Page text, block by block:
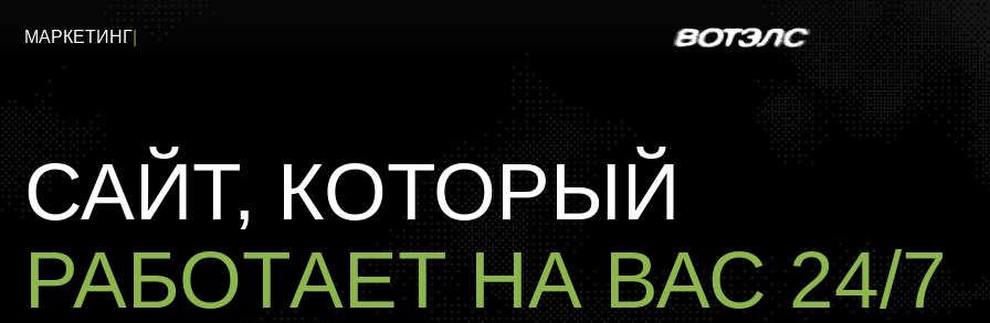
ДИ|
САЙТ, КОТОРЫЙ
РАБОТАЕТ НА ВАС 24/7
Мы разрабатываем многостраничные сайты на Tilda для бизнеса, которому важен